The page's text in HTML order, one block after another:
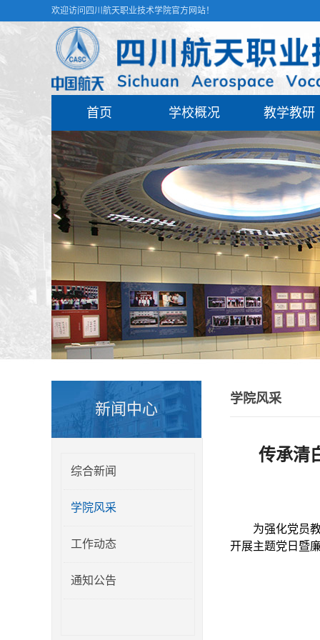
欢迎访问四川航天职业技术学院官方网站！
首页 学校概况 教学教研
新闻中心
综合新闻
学院风采
工作动态
通知公告
学院风采
传承清
为强化党员
开展主题党日暨